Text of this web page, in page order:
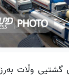
گشتیی وڵات